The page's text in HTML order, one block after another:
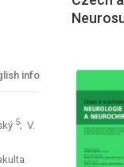
info
5; V.